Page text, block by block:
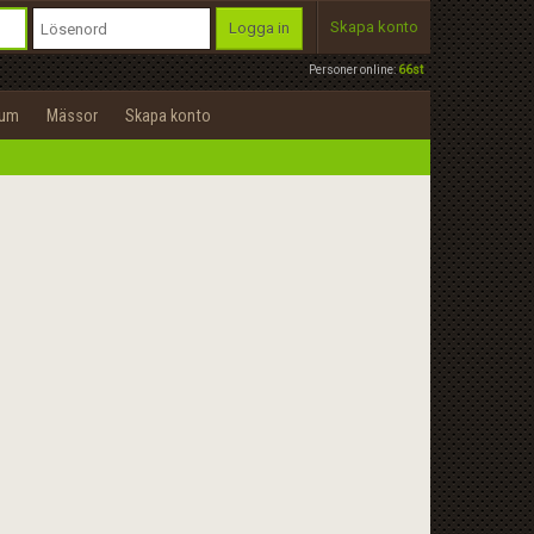
Personer online:66st
Logga in Skapa konto
Mässor Skapa konto